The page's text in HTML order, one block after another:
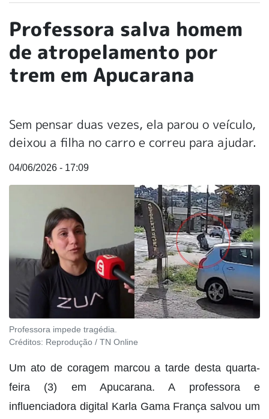
Professora salva homem
de atropelamento por
trem em Apucarana
Sem pensar duas vezes, ela parou o veículo,
deixou a filha no carro e correu para ajudar.
04/06/2026 - 17:09
Professora impede tragédia.
Créditos: Reprodução / TN Online
Um ato de coragem marcou a tarde desta quarta-
feira (3) em Apucarana. A professora e
influenciadora digital Karla Gama França salvou um